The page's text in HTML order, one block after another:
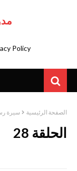
Policy
الصفحة الرئيسية سيرة
الحلقة 28